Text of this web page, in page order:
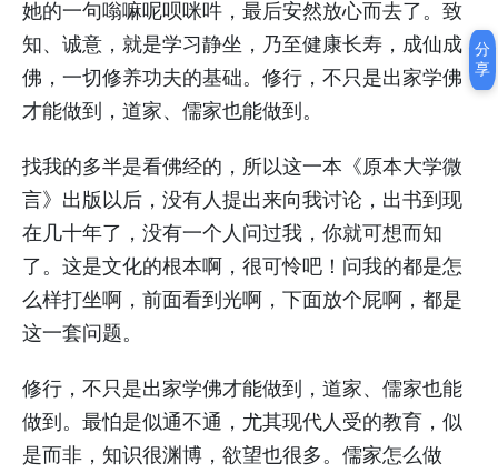
她的一句嗡嘛呢呗咪吽，最后安然放心而去了。致
知、诚意，就是学习静坐，乃至健康长寿，成仙成
佛，一切修养功夫的基础。修行，不只是出家学佛
才能做到，道家、儒家也能做到。
找我的多半是看佛经的，所以这一本《原本大学微
言》出版以后，没有人提出来向我讨论，出书到现
在几十年了，没有一个人问过我，你就可想而知
了。这是文化的根本啊，很可怜吧！问我的都是怎
么样打坐啊，前面看到光啊，下面放个屁啊，都是
这一套问题。
修行，不只是出家学佛才能做到，道家、儒家也能
做到。最怕是似通不通，尤其现代人受的教育，似
是而非，知识很渊博，欲望也很多。儒家怎么做
分
享